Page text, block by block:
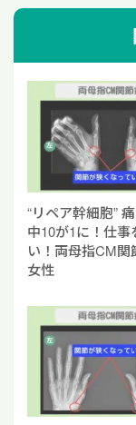
“リペア幹細胞”
中10が1に！仕事
い！両母指CM関
女性